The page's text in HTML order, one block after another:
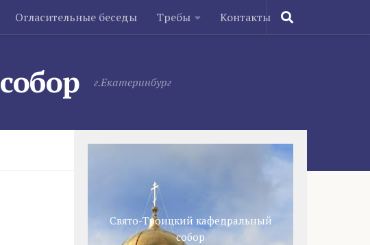
Огласительные беседы Требы Контакты
г.Екатеринбург
Свято-Троицкий кафедральный
собор